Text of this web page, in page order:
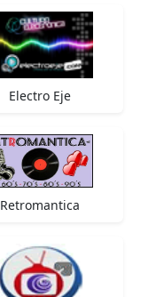
Electro Eje
Retromantica